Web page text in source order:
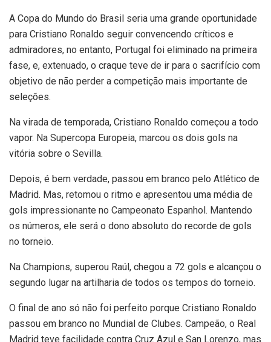
A Copa do Mundo do Brasil seria uma grande oportunidade
para Cristiano Ronaldo seguir convencendo críticos e
admiradores, no entanto, Portugal foi eliminado na primeira
fase, e, extenuado, o craque teve de ir para o sacrifício com
objetivo de não perder a competição mais importante de
seleções.
Na virada de temporada, Cristiano Ronaldo começou a todo
vapor. Na Supercopa Europeia, marcou os dois gols na
vitória sobre o Sevilla.
Depois, é bem verdade, passou em branco pelo Atlético de
Madrid. Mas, retomou o ritmo e apresentou uma média de
gols impressionante no Campeonato Espanhol. Mantendo
os números, ele será o dono absoluto do recorde de gols
no torneio.
Na Champions, superou Raúl, chegou a 72 gols e alcançou o
segundo lugar na artilharia de todos os tempos do torneio.
O final de ano só não foi perfeito porque Cristiano Ronaldo
passou em branco no Mundial de Clubes. Campeão, o Real
Madrid teve facilidade contra Cruz Azul e San Lorenzo, mas